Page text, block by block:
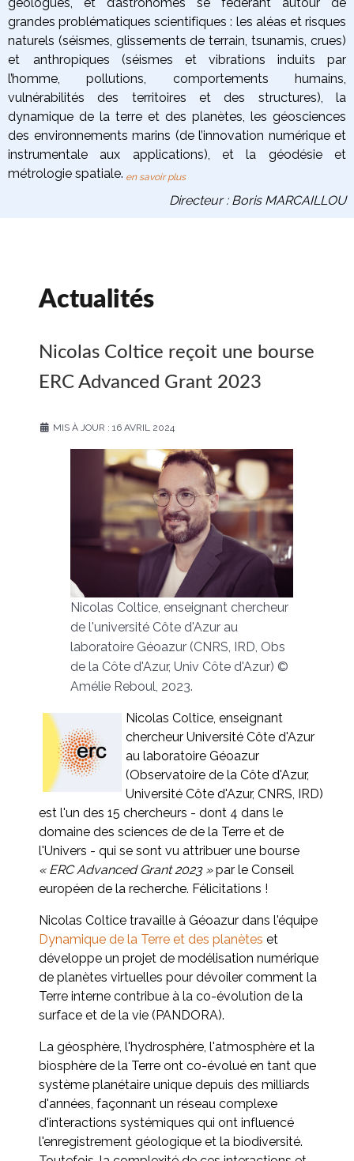
grandes problématiques scientifiques : les aléas et risques
naturels (séismes, glissements de terrain, tsunamis, crues)
et anthropiques (séismes et vibrations induits par
l’homme, pollutions, comportements humains,
vulnérabilités des territoires et des structures), la
dynamique de la terre et des planètes, les géosciences
des environnements marins (de l’innovation numérique et
instrumentale aux applications), et la géodésie et
métrologie spatiale. en savoir plus
Directeur : Boris MARCAILLOU
Actualités
Nicolas Coltice reçoit une bourse
ERC Advanced Grant 2023
MIS À JOUR : 16 AVRIL 2024
Nicolas Coltice, enseignant chercheur
de l'université Côte d'Azur au
laboratoire Géoazur (CNRS, IRD, Obs
de la Côte d'Azur, Univ Côte d'Azur) ©
Amélie Reboul, 2023.
Nicolas Coltice, enseignant
chercheur Université Côte d'Azur
au laboratoire Géoazur
(Observatoire de la Côte d'Azur,
Université Côte d'Azur, CNRS, IRD)
est l'un des 15 chercheurs - dont 4 dans le
domaine des sciences de de la Terre et de
l'Univers - qui se sont vu attribuer une bourse
« ERC Advanced Grant 2023 »par le Conseil
européen de la recherche. Félicitations !
Nicolas Coltice travaille à Géoazur dans l'équipe
Dynamique de la Terre et des planètes et
développe un projet de modélisation numérique
de planètes virtuelles pour dévoiler comment la
Terre interne contribue à la co-évolution de la
surface et de la vie (PANDORA).
La géosphère, l'hydrosphère, l'atmosphère et la
biosphère de la Terre ont co-évolué en tant que
système planétaire unique depuis des milliards
d'années, façonnant un réseau complexe
d'interactions systémiques qui ont influencé
l'enregistrement géologique et la biodiversité.